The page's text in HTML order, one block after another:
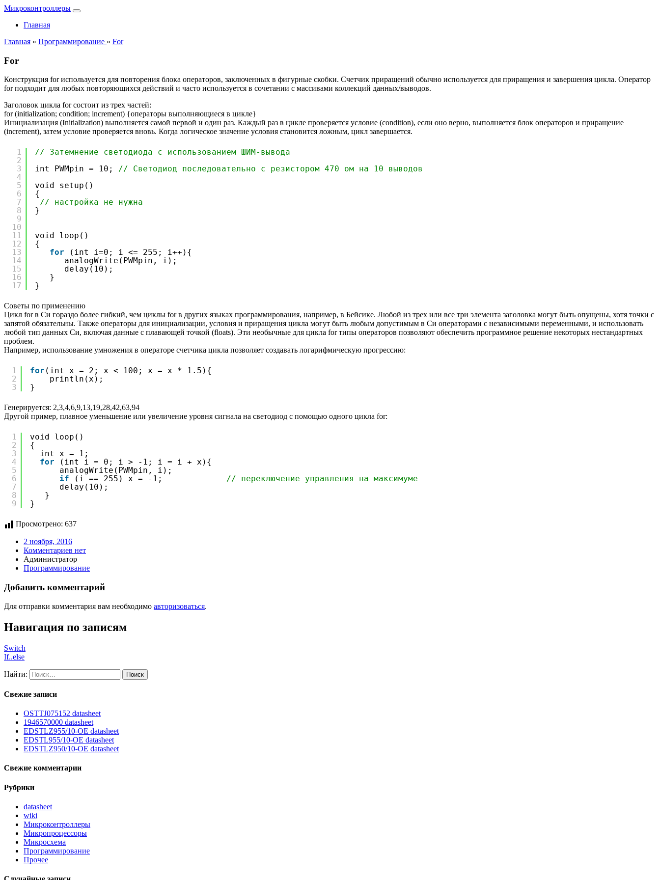
Микроконтроллеры
Главная
Главная » Программирование » For
For
Конструкция for используется для повторения блока операторов, заключенных в фигурные скобки. Счетчик приращений обычно используется для приращения и завершения цикла. Оператор
for подходит для любых повторяющихся действий и часто используется в сочетании с массивами коллекций данных/выводов.
Заголовок цикла for состоит из трех частей:
for (initialization; condition; increment) {операторы выполняющиеся в цикле}
Инициализация (Initialization) выполняется самой первой и один раз. Каждый раз в цикле проверяется условие (condition), если оно верно, выполняется блок операторов и приращение
(increment), затем условие проверяется вновь. Когда логическое значение условия становится ложным, цикл завершается.
1
2
3
4
5
6
7
8
9
10
11
12
13
14
15
16
17
// Затемнение светодиода с использованием ШИМ-вывода
int PWMpin = 10; // Светодиод последовательно с резистором 470 ом на 10 выводов
void setup()
{
// настройка не нужна
}
void loop()
{
for
(int i=0; i <= 255; i++){
analogWrite(PWMpin, i);
delay(10);
}
}
Советы по применению
Цикл for в Си гораздо более гибкий, чем циклы for в других языках программирования, например, в Бейсике. Любой из трех или все три элемента заголовка могут быть опущены, хотя точки с
запятой обязательны. Также операторы для инициализации, условия и приращения цикла могут быть любым допустимым в Си операторами с независимыми переменными, и использовать
любой тип данных Си, включая данные с плавающей точкой (floats). Эти необычные для цикла for типы операторов позволяют обеспечить программное решение некоторых нестандартных
проблем.
Например, использование умножения в операторе счетчика цикла позволяет создавать логарифмическую прогрессию:
1
2
3
for (int x = 2; x < 100; x = x * 1.5){
println(x);
}
Генерируется: 2,3,4,6,9,13,19,28,42,63,94
Другой пример, плавное уменьшение или увеличение уровня сигнала на светодиод с помощью одного цикла for:
1
2
3
4
5
6
7
8
9
void loop()
{
int x = 1;
for
(int i = 0; i > -1; i = i + x){
analogWrite(PWMpin, i);
if
(i == 255) x = -1; // переключение управления на максимуме
delay(10);
}
}
Просмотрено: 637
2 ноября, 2016
Комментариев нет
Администратор
Программирование
Добавить комментарий
Для отправки комментария вам необходимо авторизоваться.
Навигация по записям
Switch
If..else
Найти:
Свежие записи
OSTTJ075152 datasheet
1946570000 datasheet
EDSTLZ955/10-OE datasheet
EDSTL955/10-OE datasheet
EDSTLZ950/10-OE datasheet
Свежие комментарии
Рубрики
datasheet
wiki
Микроконтроллеры
Микропроцессоры
Микросхема
Программирование
Прочее